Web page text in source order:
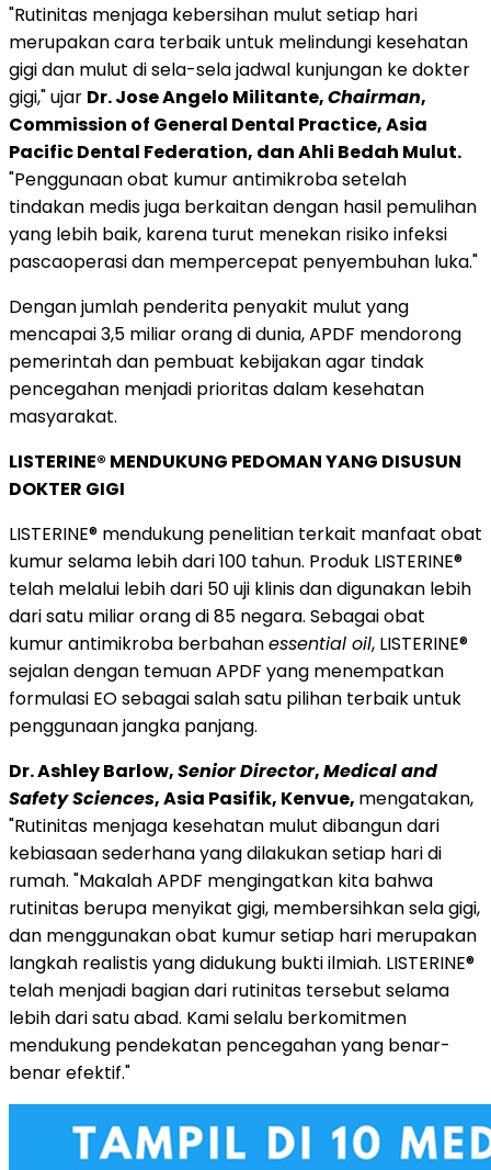
"Rutinitas menjaga kebersihan mulut setiap hari
merupakan cara terbaik untuk melindungi kesehatan
gigi dan mulut di sela-sela jadwal kunjungan ke dokter
gigi," ujar Dr. Jose Angelo Militante,Chairman,
Commission of General Dental Practice, Asia
Pacific Dental Federation, dan Ahli Bedah Mulut.
"Penggunaan obat kumur antimikroba setelah
tindakan medis juga berkaitan dengan hasil pemulihan
yang lebih baik, karena turut menekan risiko infeksi
pascaoperasi dan mempercepat penyembuhan luka."
Dengan jumlah penderita penyakit mulut yang
mencapai 3,5 miliar orang di dunia, APDF mendorong
pemerintah dan pembuat kebijakan agar tindak
pencegahan menjadi prioritas dalam kesehatan
masyarakat.
LISTERINE® MENDUKUNG PEDOMAN YANG DISUSUN
DOKTER GIGI
LISTERINE® mendukung penelitian terkait manfaat obat
kumur selama lebih dari 100 tahun. Produk LISTERINE®
telah melalui lebih dari 50 uji klinis dan digunakan lebih
dari satu miliar orang di 85 negara. Sebagai obat
kumur antimikroba berbahanessential oil, LISTERINE®
sejalan dengan temuan APDF yang menempatkan
formulasi EO sebagai salah satu pilihan terbaik untuk
penggunaan jangka panjang.
Dr. Ashley Barlow,Senior Director,Medical and
Safety Sciences, Asia Pasifik, Kenvue, mengatakan,
"Rutinitas menjaga kesehatan mulut dibangun dari
kebiasaan sederhana yang dilakukan setiap hari di
rumah. "Makalah APDF mengingatkan kita bahwa
rutinitas berupa menyikat gigi, membersihkan sela gigi,
dan menggunakan obat kumur setiap hari merupakan
langkah realistis yang didukung bukti ilmiah. LISTERINE®
telah menjadi bagian dari rutinitas tersebut selama
lebih dari satu abad. Kami selalu berkomitmen
mendukung pendekatan pencegahan yang benar-
benar efektif."